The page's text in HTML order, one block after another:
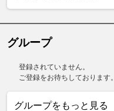
グループ
登録されていません。
ご登録をお待ちしております。
グループをもっと見る